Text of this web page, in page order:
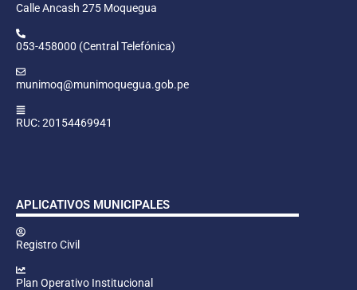
Calle Ancash 275 Moquegua
053-458000 (Central Telefónica)
munimoq@munimoquegua.gob.pe
RUC: 20154469941
APLICATIVOS MUNICIPALES
Registro Civil
Plan Operativo Institucional